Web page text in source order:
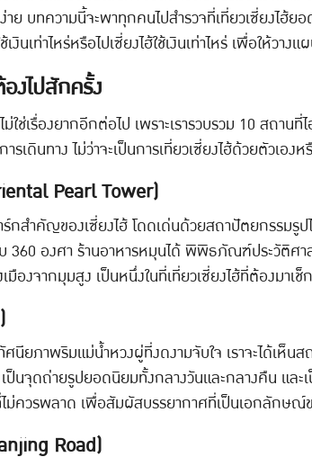
ง่าย บทความนี้จะพาทุกคนไปสำรวจที่เที่ยวเซี่ยงไฮ้
งินเท่าไหร่หรือไปเซี่ยงไฮ้ใช้เงินเท่าไหร่ เพื่อให้วาง
งไปสักครั้ง
ม่ใช่เรื่องยากอีกต่อไป เพราะเรารวบรวม 10 สถ
เดินทาง ไม่ว่าจะเป็นการเที่ยวเซี่ยงไฮ้ด้วยตัวเอ
Pearl Tower)
กสำคัญของเซี่ยงไฮ้ โดดเด่นด้วยสถาปัตยกรรม
360 องศา ร้านอาหารหมุนได้ พิพิธภัณฑ์ประวัติศ
มืองจากมุมสูง เป็นหนึ่งในที่เที่ยวเซี่ยงไฮ้ที่ต้องมาเช็
นียภาพริมแม่น้ำหวงผู่ที่งดงามจับใจ เราจะได้เ
นจุดถ่ายรูปยอดนิยมทั้งกลางวันและกลางคืน และ
ไม่ควรพลาด เพื่อสัมผัสบรรยากาศที่เป็นเอกลักษ
Road)